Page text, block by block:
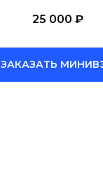
25 000 ₽
ЗАКАЗАТЬ